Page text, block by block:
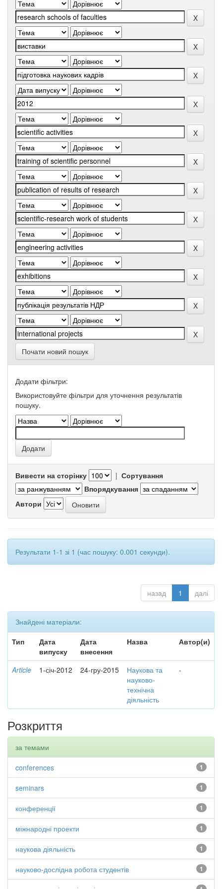
Почати новий пошук
Додати фільтри:
Використовуйте фільтри для уточнення результатів
пошуку.
Вивести на сторінку | Сортування
Впорядкування
Автори
Результати 1-1 зі 1 (час пошуку: 0.001 секунди).
назад 1 далі
Знайдені матеріали:
Тип
Дата
випуску
Дата
внесення
Назва Автор(и)
Article 1-січ-2012 24-гру-2015
Наукова та
науково-
технічна
діяльність
-
Розкриття
за темами
1
conferences
1
seminars
1
конференції
1
міжнародні проекти
1
наукова діяльність
1
науково-дослідна робота студентів